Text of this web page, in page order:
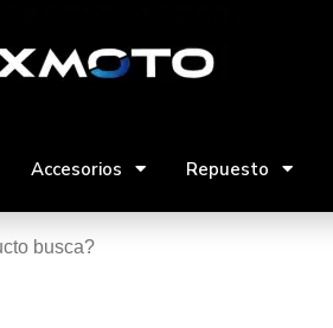
Accesorios Repuesto